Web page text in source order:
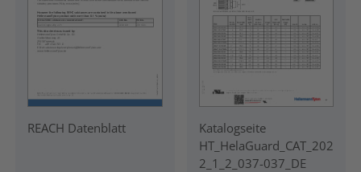
REACH Datenblatt
Katalogseite
HT_HelaGuard_CAT_202
2_1_2_037-037_DE